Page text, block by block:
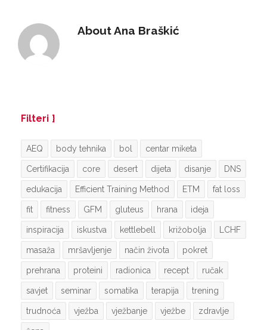
AboutAna Braškić
Filteri
AEQ body tehnika bol centar miketa
Certifikacija core desert dijeta disanje DNS
edukacija Efficient Training Method ETM fat loss
fit fitness GFM gluteus hrana ideja
inspiracija iskustva kettlebell križobolja LCHF
masaža mršavljenje način života pokret
prehrana proteini radionica recept ručak
savjet seminar somatika terapija trening
trudnoća vježba vježbanje vježbe zdravlje